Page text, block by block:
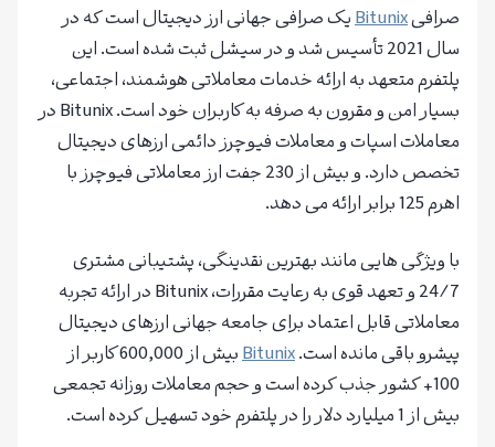
صرافیBitunixیک صرافی جهانی ارز دیجیتال است که در
سال 2021 تأسیس شد و در سیشل ثبت شده است. این
پلتفرم متعهد به ارائه خدمات معاملاتی هوشمند، اجتماعی،
بسیار امن و مقرون به صرفه به کاربران خود است. Bitunix در
معاملات اسپات و معاملات فیوچرز دائمی ارزهای دیجیتال
تخصص دارد. و بیش از 230 جفت ارز معاملاتی فیوچرز با
اهرم 125 برابر ارائه می دهد.
با ویژگی هایی مانند بهترین نقدینگی، پشتیبانی مشتری
24/7 و تعهد قوی به رعایت مقررات، Bitunix در ارائه تجربه
معاملاتی قابل اعتماد برای جامعه جهانی ارزهای دیجیتال
پیشرو باقی مانده است.Bitunix
بیش از 600,000 کاربر از
100+ کشور جذب کرده است و حجم معاملات روزانه تجمعی
بیش از 1 میلیارد دلار را در پلتفرم خود تسهیل کرده است.